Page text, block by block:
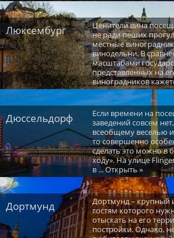
Люксембург
Ценители вина
не ради пеших
местные
винодельни. В
масштабами
представленных на
виноградников
Дюссельдорф
Если времени на
заведений совсем
всеобщему веселью
то совершенно
сделать это можно в
ходу». На улице
в ... Открыть »
Дортмунд
Дортмунд – крупный
гостям которого
отыскать на его
постройки. Однако,